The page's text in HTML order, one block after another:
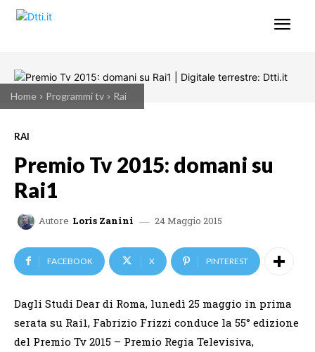
Home Programmi tv Rai
RAI
Premio Tv 2015: domani su
Rai1
Autore Loris Zanini 24 Maggio 2015
FACEBOOK X PINTEREST
Dagli Studi Dear di Roma, lunedì 25 maggio in prima
serata su Rai1, Fabrizio Frizzi conduce la 55° edizione
del Premio Tv 2015 – Premio Regia Televisiva,